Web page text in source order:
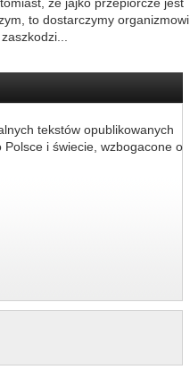
to dostarczymy organizmowi
tekstów opublikowanych
Polsce i świecie, wzbogacone o